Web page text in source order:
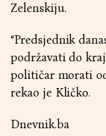
Zelenskiju.
“Predsjednik
podržavati do
političar morati
rekao je Kličko.
Dnevnik.ba